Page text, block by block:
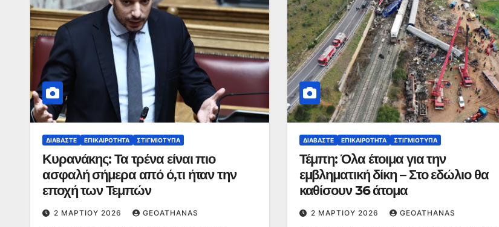
ΔΙΑΒΆΣΤΕ ΕΠΙΚΑΙΡΌΤΗΤΑ ΣΤΙΓΜΙΌΤΥΠΑ
Κυρανάκης: Τα τρένα είναι πιο
ασφαλή σήμερα από ό,τι ήταν την
εποχή των Τεμπών
2 ΜΑΡΤΊΟΥ 2026 GEOATHANAS
ΔΙΑΒΆΣΤΕ ΕΠΙΚΑΙΡΌΤΗΤΑ ΣΤΙΓΜΙΌΤΥΠΑ
Τέμπη: Όλα έτοιμα για την
εμβληματική δίκη – Στο εδώλιο θα
καθίσουν 36 άτομα
2 ΜΑΡΤΊΟΥ 2026 GEOATHANAS